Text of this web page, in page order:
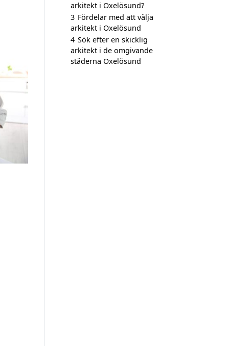
arkitekt i Oxelösund?
3 Fördelar med att välja
arkitekt i Oxelösund
4 Sök efter en skicklig
arkitekt i de omgivande
städerna Oxelösund